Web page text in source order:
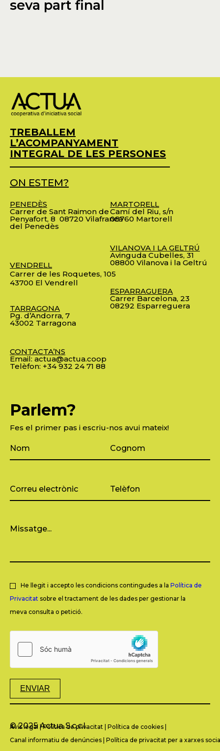
seva part final
TREBALLEM
L’ACOMPANYAMENT
INTEGRAL DE LES PERSONES
ON ESTEM?
PENEDÈS
Carrer de Sant Raimon de
Penyafort, 8 08720 Vilafranca
del Penedès
VENDRELL
Carrer de les Roquetes, 105
43700 El Vendrell
TARRAGONA
Pg. d’Andorra, 7
43002 Tarragona
CONTACTA’NS
Email: actua@actua.coop
Telèfon: +34 932 24 71 88
MARTORELL
Camí del Riu, s/n
08760 Martorell
VILANOVA I LA GELTRÚ
Avinguda Cubelles, 31
08800 Vilanova i la Geltrú
ESPARRAGUERA
Carrer Barcelona, 23
08292 Esparreguera
Parlem?
Fes el primer pas i escriu-nos avui mateix!
He llegit i accepto les condicions contingudes a la Política de
Privacitat sobre el tractament de les dades per gestionar la
meva consulta o petició.
ENVIAR
© 2025 Actua S.c.c.l.
Avís legal |Política de privacitat Política de cookies
Canal informatiu de denúncies Política de privacitat per a xarxes